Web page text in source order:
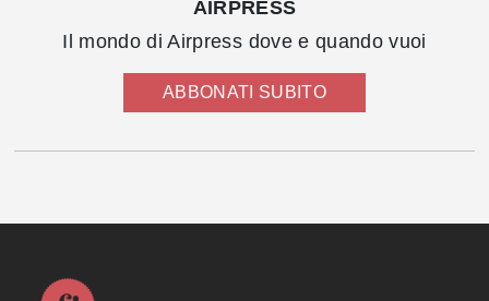
AIRPRESS
Il mondo di Airpress dove e quando vuoi
ABBONATI SUBITO